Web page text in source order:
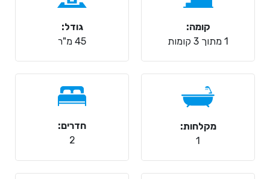
קומה:
1 מתוך 3 קומות
גודל:
45 מ"ר
מקלחות:
1
חדרים:
2